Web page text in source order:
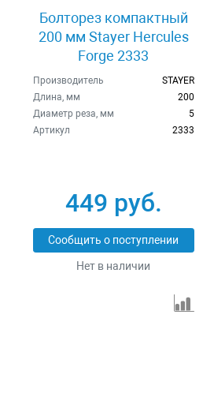
Болторез компактный
200 мм Stayer Hercules
Forge 2333
Производитель
STAYER
Длина, мм
200
Диаметр реза, мм
5
Артикул
2333
449 руб.
Сообщить о поступлении
Нет в наличии